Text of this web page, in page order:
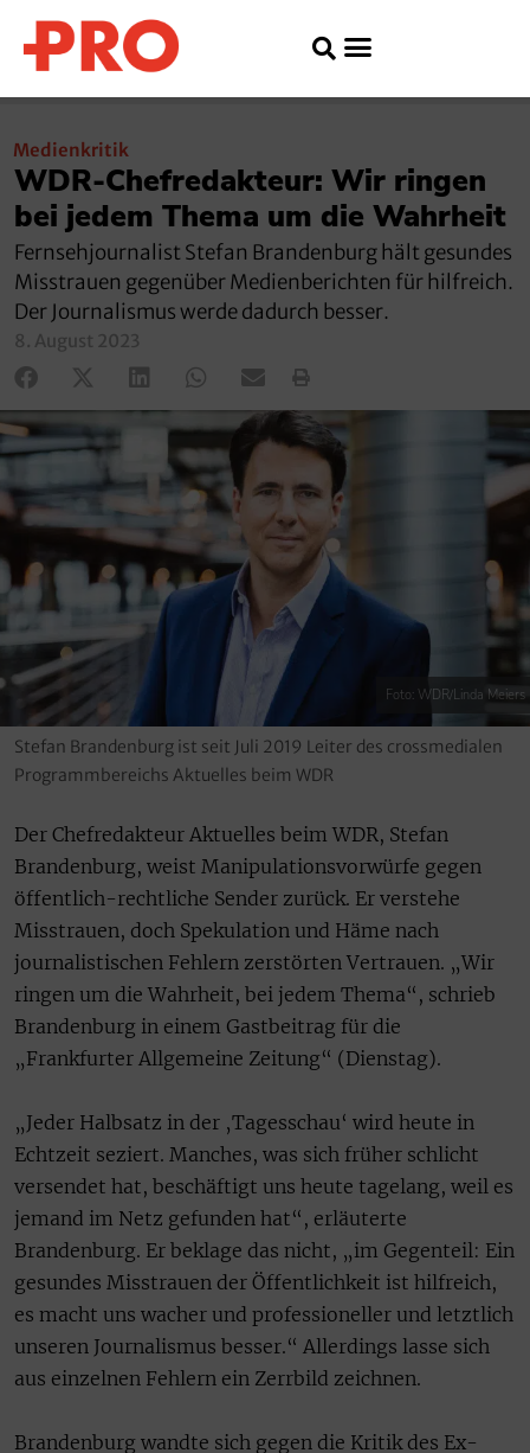
Medienkritik
WDR-Chefredakteur: Wir ringen
bei jedem Thema um die Wahrheit
Fernsehjournalist Stefan Brandenburg hält gesundes
Misstrauen gegenüber Medienberichten für hilfreich.
Der Journalismus werde dadurch besser.
8. August 2023
Foto: WDR/Linda Meiers
Stefan Brandenburg ist seit Juli 2019 Leiter des crossmedialen
Programmbereichs Aktuelles beim WDR
Der Chefredakteur Aktuelles beim WDR, Stefan
Brandenburg, weist Manipulationsvorwürfe gegen
öffentlich-rechtliche Sender zurück. Er verstehe
Misstrauen, doch Spekulation und Häme nach
journalistischen Fehlern zerstörten Vertrauen. „Wir
ringen um die Wahrheit, bei jedem Thema“, schrieb
Brandenburg in einem Gastbeitrag für die
„Frankfurter Allgemeine Zeitung“ (Dienstag).
„Jeder Halbsatz in der ‚Tagesschau‘ wird heute in
Echtzeit seziert. Manches, was sich früher schlicht
versendet hat, beschäftigt uns heute tagelang, weil es
jemand im Netz gefunden hat“, erläuterte
Brandenburg. Er beklage das nicht, „im Gegenteil: Ein
gesundes Misstrauen der Öffentlichkeit ist hilfreich,
es macht uns wacher und professioneller und letztlich
unseren Journalismus besser.“ Allerdings lasse sich
aus einzelnen Fehlern ein Zerrbild zeichnen.
Brandenburg wandte sich gegen die Kritik des Ex-